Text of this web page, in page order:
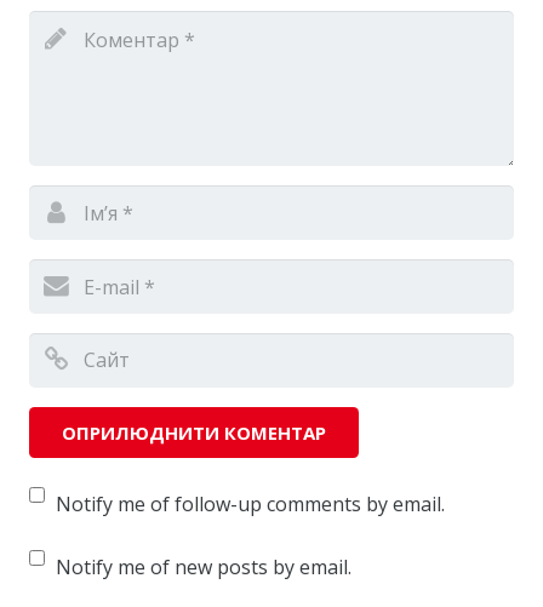
Notify me of follow-up comments by email.
Notify me of new posts by email.